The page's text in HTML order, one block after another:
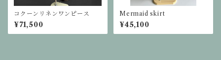
コクーンリネンワンピース
¥71,500
Mermaid skirt
¥45,100